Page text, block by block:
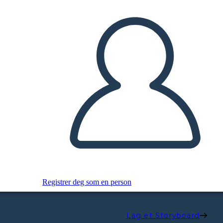
Registrer deg som en person
Lag et Storyboard